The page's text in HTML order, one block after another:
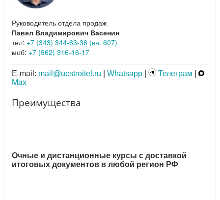
Руководитель отдела продаж
Павел Владимирович Васенин
тел: +7 (343) 344-63-36 (вн. 607)
моб: +7 (962) 316-16-17
E-mail: mail@ucstroitel.ru Whatsapp Телеграм
Max
Преимущества
Очные и дистанционные курсы с доставкой
итоговых документов в любой регион РФ